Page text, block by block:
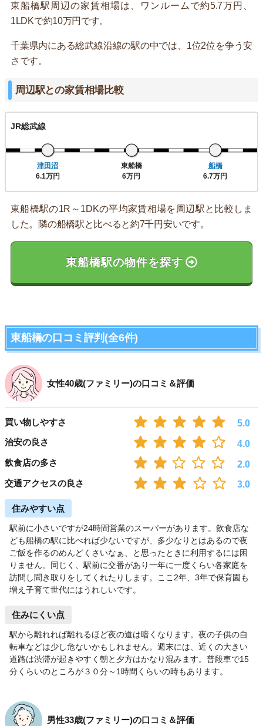
東船橋駅周辺の家賃相場は、ワンルームで約5.7万円、
1LDKで約10万円です。
千葉県内にある総武線沿線の駅の中では、1位2位を争う安
さです。
周辺駅との家賃相場比較
JR総武線
津田沼
6.1万円
東船橋
6万円
船橋
6.7万円
東船橋駅の1R～1DKの平均家賃相場を周辺駅と比較しま
した。隣の船橋駅と比べると約7千円安いです。
東船橋駅の物件を探す
東船橋の口コミ評判(全6件)
女性40歳(ファミリー)の口コミ＆評価
買い物しやすさ
5.0
治安の良さ
4.0
飲食店の多さ
2.0
交通アクセスの良さ
3.0
住みやすい点
駅前に小さいですが24時間営業のスーパーがあります。飲食店な
ども船橋の駅に比べれば少ないですが、多少なりとはあるので夜
ご飯を作るのめんどくさいなぁ、と思ったときに利用するには困
りません。同じく、駅前に交番があり一年に一度くらい各家庭を
訪問し聞き取りをしてくれたりします。ここ2年、3年で保育園も
増え子育て世代にはうれしいです。
住みにくい点
駅から離れれば離れるほど夜の道は暗くなります。夜の子供の自
転車などは少し危ないかもしれません。週末には、近くの大きい
道路は渋滞が起きやすく朝と夕方はかなり混みます。普段車で15
分くらいのところが３０分～1時間くらいの時もあります。
男性33歳(ファミリー)の口コミ＆評価